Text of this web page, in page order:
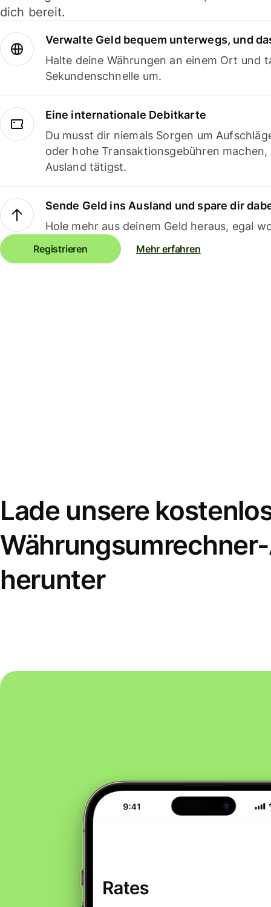
dich bereit.
Verwalte Geld bequem unterwegs, und
Halte deine Währungen an einem Ort und
Sekundenschnelle um.
Eine internationale Debitkarte
Du musst dir niemals Sorgen um
oder hohe Transaktionsgebühren
Ausland tätigst.
Sende Geld ins Ausland und spare dir
Hole mehr aus deinem Geld heraus, egal
Registrieren Mehr erfahren
Lade unsere
herunter